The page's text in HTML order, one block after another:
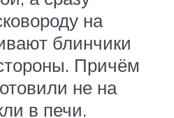
на
блинчики
Причём
не на
в печи.